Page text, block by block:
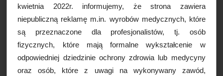
16,99 zł brutto
Kurier Inpost 19,99 zł brutto
Kurier Inpost pobraniowy 24,99 zł brutto
19,99 zł brutto
Drukuj
WIĘCEJ INFORMACJI
kwietnia 2022r. informujemy, że strona zawiera
niepubliczną reklamę m.in. wyrobów medycznych, które
są przeznaczone dla profesjonalistów, tj. osób
fizycznych, które mają formalne wykształcenie w
odpowiedniej dziedzinie ochrony zdrowia lub medycyny
oraz osób, które z uwagi na wykonywany zawód,